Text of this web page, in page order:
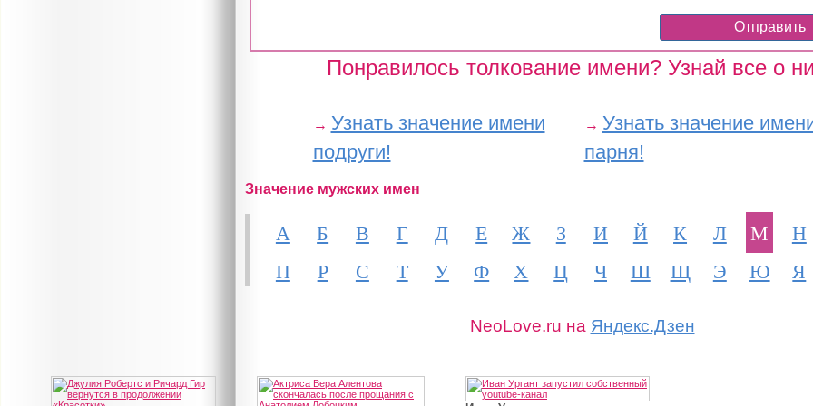
Понравилось толкование имени? Узнай все о
→ Узнать значение имени
подруги!
→ Узнать значение
парня!
Значение мужских имен
А Б В Г Д Е Ж З И Й К Л М Н
П
Р С Т У Ф Х Ц Ч Ш Щ Э Ю Я
NeoLove.ru на Яндекс.Дзен